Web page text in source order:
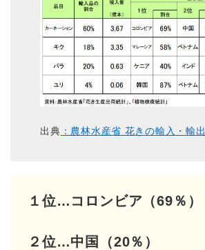
出典 ：農林水産省 花きの輸入・輸出
１位…コロンビア（69％）
２位…中国（20％）